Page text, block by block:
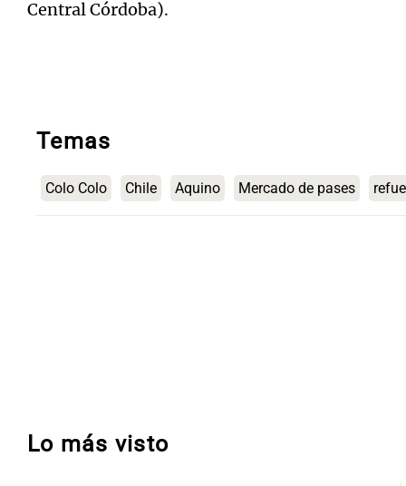
Central Córdoba).
Temas
Colo Colo Chile Aquino Mercado de pases
Lo más visto